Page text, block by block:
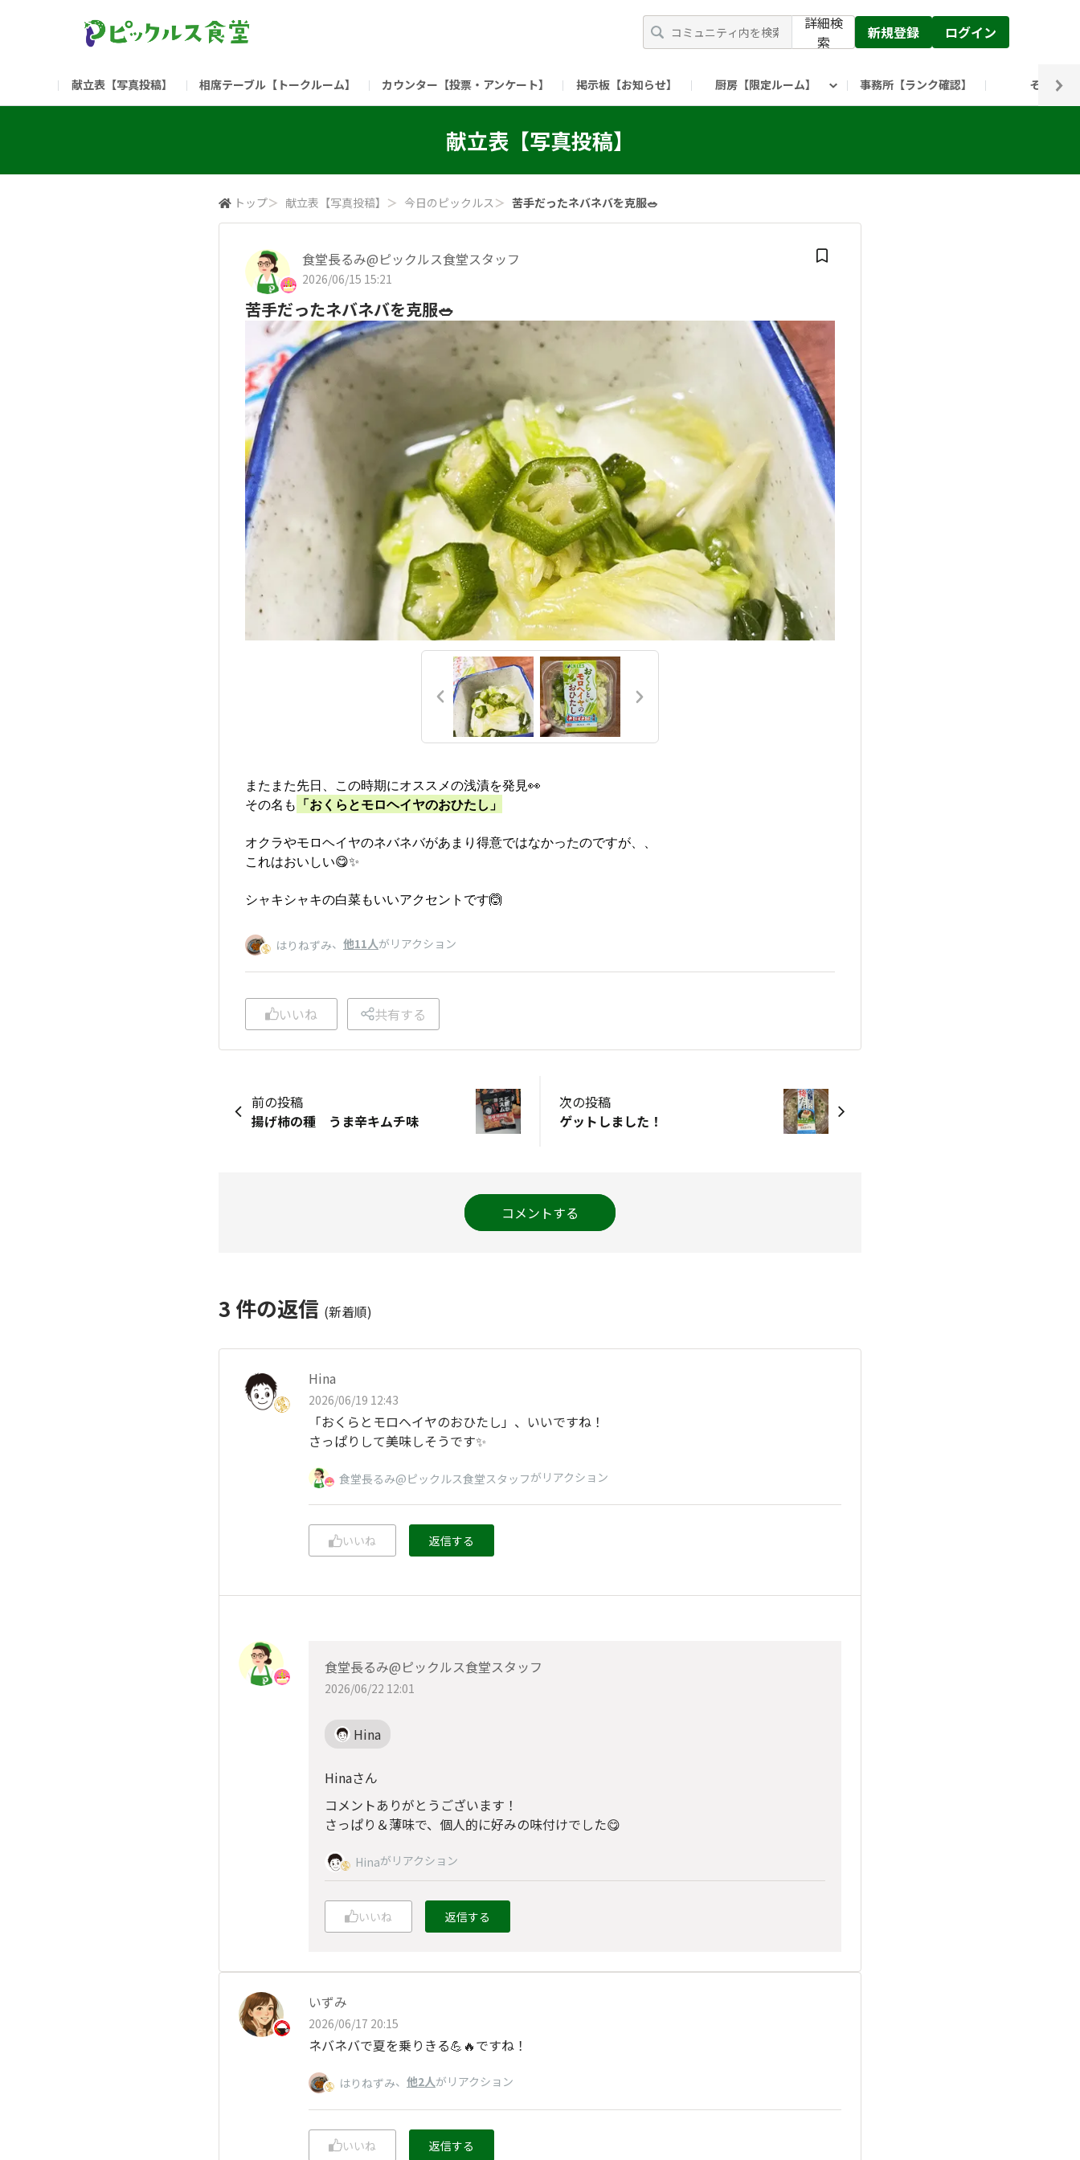
詳細検
索
新規登録 ログイン
献立表【写真投稿】 相席テーブル【トークルーム】 カウンター【投票・アンケート】 掲示板【お知らせ】 厨房【限定ルーム】 事務所【ランク確認】 その他
（リンク）ご飯がススム ブランドサイト （リンク）ピックルスコーポレーションHP （リンク）ピックルスホールディングスHP
献立表【写真投稿】
トップ＞ 献立表【写真投稿】 ＞ 今日のピックルス＞ 苦手だったネバネバを克服🥗
食堂長るみ@ピックルス食堂スタッフ
2026/06/15 15:21
苦手だったネバネバを克服🥗
またまた先日、この時期にオススメの浅漬を発見👀
その名も 「おくらとモロヘイヤのおひたし」
オクラやモロヘイヤのネバネバがあまり得意ではなかったのですが、、
これはおいしい😋✨
シャキシャキの白菜もいいアクセントです🙆
はりねずみ、 他11人がリアクション
いいね 共有する
前の投稿
揚げ柿の種 うま辛キムチ味
次の投稿
ゲットしました！
コメントする
3 件の返信 (新着順)
Hina
2026/06/19 12:43
「おくらとモロヘイヤのおひたし」、いいですね！
さっぱりして美味しそうです✨
食堂長るみ@ピックルス食堂スタッフがリアクション
いいね 返信する
食堂長るみ@ピックルス食堂スタッフ
2026/06/22 12:01
Hina
Hinaさん
コメントありがとうございます！
さっぱり＆薄味で、個人的に好みの味付けでした😋
Hinaがリアクション
いいね 返信する
いずみ
2026/06/17 20:15
ネバネバで夏を乗りきる💪🔥ですね！
はりねずみ、 他2人がリアクション
いいね 返信する